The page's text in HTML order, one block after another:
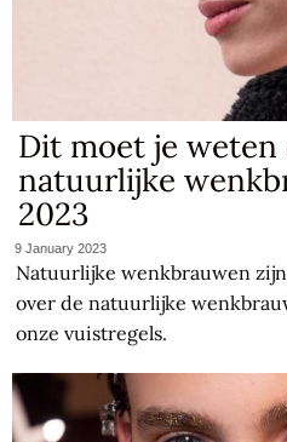
Dit moet je weten
natuurlijke
2023
9 January 2023
Natuurlijke wenkbrauwen
over de natuurlijke
onze vuistregels.